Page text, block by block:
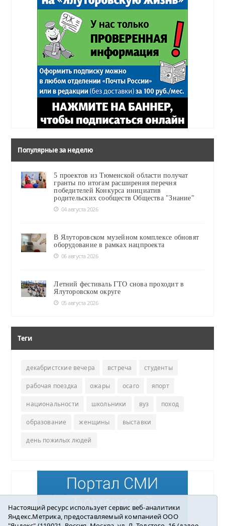
Популярные за неделю
5 проектов из Тюменской области получат
гранты по итогам расширения перечня
победителей Конкурса инициатив
родительских сообществ Общества "Знание"
04 августа 2026
В Ялуторовском музейном комплексе обновят
оборудование в рамках нацпроекта
06 августа 2026
Летний фестиваль ГТО снова проходит в
Ялуторовском округе
05 августа 2026
Теги
декабристские вечера встреча студенты
рабочая поездка ожары осаго япорт
национальности школьники вуз поход
образование женщины выставки
день пожилых людей
Настоящий ресурс использует сервис веб-аналитики
Яндекс.Метрика, предоставляемый компанией ООО